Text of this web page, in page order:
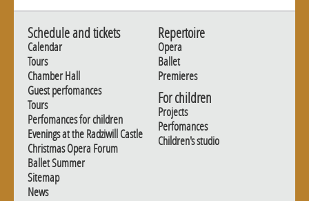
Schedule and tickets
Calendar
Tours
Chamber Hall
Guest perfomances
Tours
Perfomances for children
Evenings at the Radziwill Castle
Christmas Opera Forum
Ballet Summer
Sitemap
News
Repertoire
Opera
Ballet
Premieres
For children
Projects
Perfomances
Children's studio